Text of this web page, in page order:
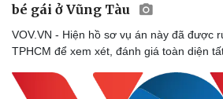
bé gái ở Vũng Tàu
VOV.VN - Hiện hồ sơ vụ án này đã được
TPHCM để xem xét, đánh giá toàn diện